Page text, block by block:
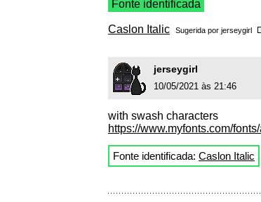
Fonte identificada
Caslon Italic Sugerida por jerseygirl
jerseygirl
10/05/2021 às 21:46
with swash characters
https://www.myfonts.com/
Fonte identificada: Caslon Italic